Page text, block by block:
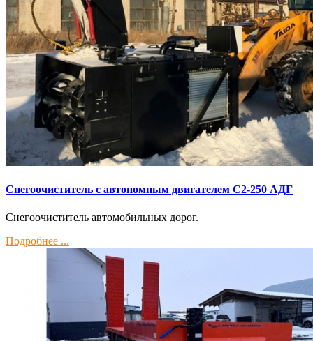
Снегоочиститель с автономным двигателем С2-250 АДГ
Снегоочиститель автомобильных дорог.
Подробнее ...